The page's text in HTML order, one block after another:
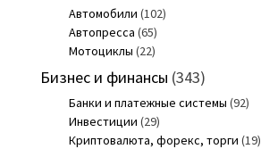
Автомобили (102)
Автопресса (65)
Мотоциклы (22)
Бизнес и финансы (343)
Банки и платежные системы (92)
Инвестиции (29)
Криптовалюта, форекс, торги (19)